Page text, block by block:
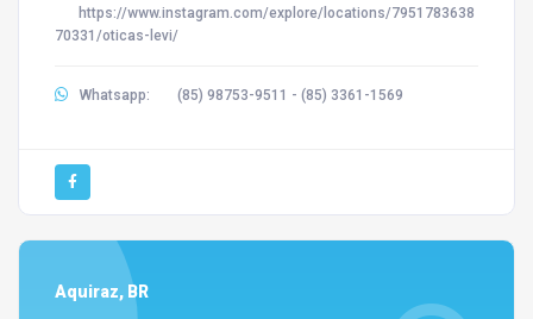
https://www.instagram.com/explore/locations/7951783638
70331/oticas-levi/
Whatsapp: (85) 98753-9511 - (85) 3361-1569
Aquiraz, BR